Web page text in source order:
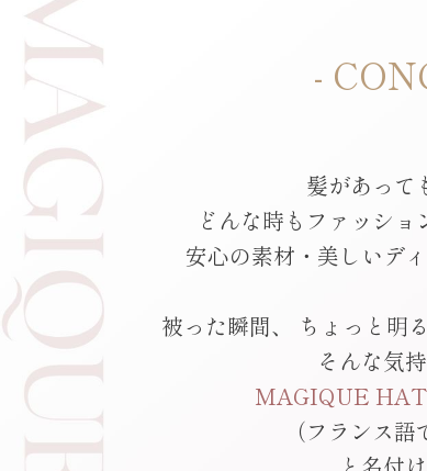
-
髪があって
どんな時もファッショ
安心の素材・美しいデ
被った瞬間、 ちょっと明
そんな気
MAGIQUE HAT
（フランス語